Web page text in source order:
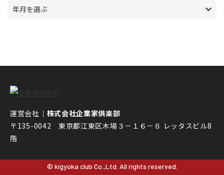
年月を選ぶ
運営会社｜ 株式会社企業家倶楽部
〒135-0042 東京都江東区木場３－１６－８ レッタスビル8
階
© kigyoka club Co.,Ltd. All rights reserved.